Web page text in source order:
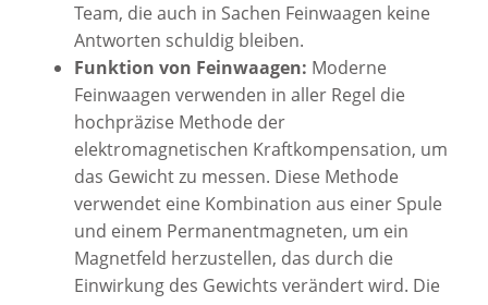
Team, die auch in Sachen Feinwaagen keine
Antworten schuldig bleiben.
Funktion von Feinwaagen: Moderne
Feinwaagen verwenden in aller Regel die
hochpräzise Methode der
elektromagnetischen Kraftkompensation, um
das Gewicht zu messen. Diese Methode
verwendet eine Kombination aus einer Spule
und einem Permanentmagneten, um ein
Magnetfeld herzustellen, das durch die
Einwirkung des Gewichts verändert wird. Die